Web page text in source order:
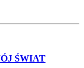
ŚWIAT